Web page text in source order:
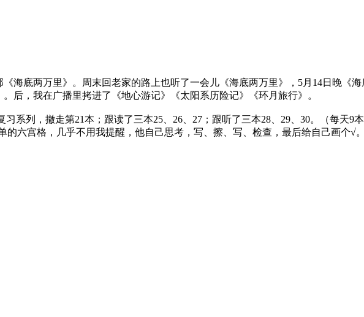
海底两万里》。周末回老家的路上也听了一会儿《海底两万里》，5月14日晚《
后，我在广播里拷进了《地心游记》《太阳系历险记》《环月旅行》。
系列，撤走第21本；跟读了三本25、26、27；跟听了三本28、29、30。（每天9本
六宫格，几乎不用我提醒，他自己思考，写、擦、写、检查，最后给自己画个√。